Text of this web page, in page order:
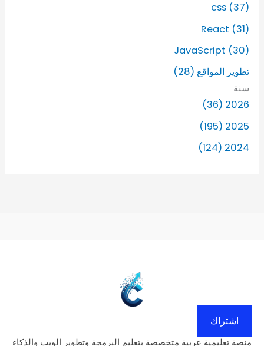
css (37)
React (31)
JavaScript (30)
تطوير المواقع (28)
سنة
2026 (36)
2025 (195)
2024 (124)
منصة تعليمية عربية متخصصة بتعليم البرمجة وتطوير الويب والذكاء
اشتراك